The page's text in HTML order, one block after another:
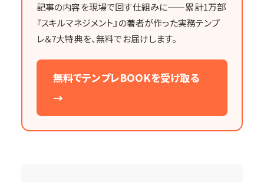
記事の内容を現場で回す仕組みに——累計1万部
『スキルマネジメント』の著者が作った実務テンプ
レ＆7大特典を、無料でお届けします。
無料でテンプレBOOKを受け取る
→